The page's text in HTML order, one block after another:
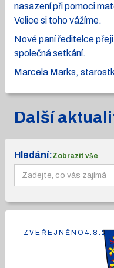
nasazení při pomoci
Velice si toho vážíme.
Nové paní ředitelce
společná setkání.
Marcela Marks,
Další
Hledání:Zobrazit vše
ZVEŘEJNĚNO